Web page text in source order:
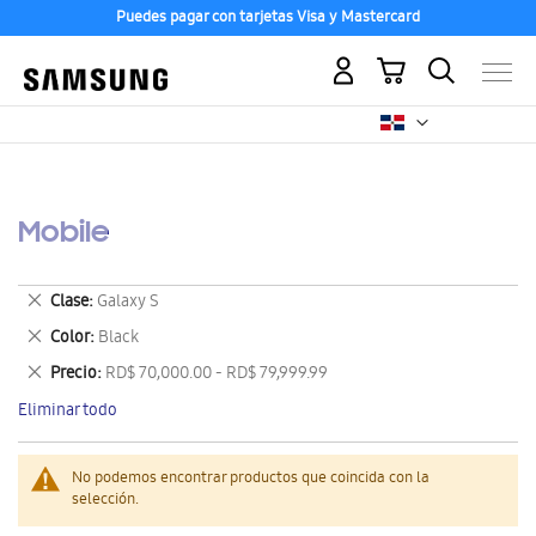
Puedes pagar con tarjetas Visa y Mastercard
Mi carrito
Mobile
No podemos encontrar productos que coincida con la
selección.
Clase Galaxy S
Eliminar
este
artículo
Color Black
Eliminar
este
artículo
Precio RD$ 70,000.00 - RD$ 79,999.99
Eliminar
este
artículo
Eliminar todo